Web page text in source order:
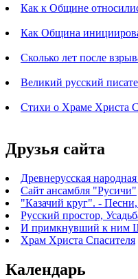
Как к Общине
Как Община
Сколько лет после
Великий русский
Стихи о Храме Христа
Друзья сайта
Древнерусская
Сайт ансамбля "Русичи"
"Казачий круг". -
Русский простор,
И примкнувший к ним
Храм Христа Спасителя
Календарь